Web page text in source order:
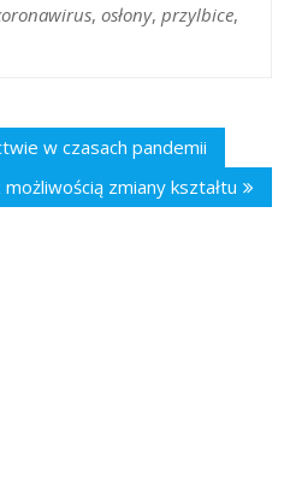
, osłony, przylbice,
w czasach pandemii
zmiany kształtu